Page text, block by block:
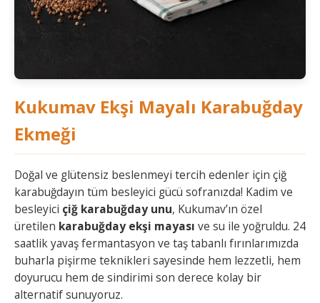
Kukumav Ekşi Mayalı Karabuğday
Ekmeği
Doğal ve glütensiz beslenmeyi tercih edenler için çiğ
karabuğdayın tüm besleyici gücü sofranızda! Kadim ve
besleyici çiğ karabuğday unu, Kukumav’ın özel
üretilen karabuğday ekşi mayası ve su ile yoğruldu. 24
saatlik yavaş fermantasyon ve taş tabanlı fırınlarımızda
buharla pişirme teknikleri sayesinde hem lezzetli, hem
doyurucu hem de sindirimi son derece kolay bir
alternatif sunuyoruz.